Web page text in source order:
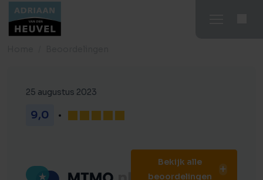
25 augustus 2023
9,0
Bekijk alle
beoordelingen